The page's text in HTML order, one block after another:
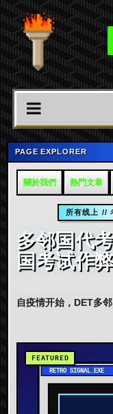
PAGE EXPLORER
關於我們 熱門文章
所有线上 //
多邻国代
国考试作
自疫情开始，DET多